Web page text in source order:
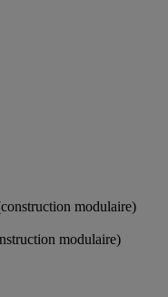
modulaire)
modulaire)